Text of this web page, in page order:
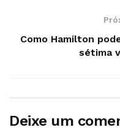
Como Hamilton
sétima
Deixe um